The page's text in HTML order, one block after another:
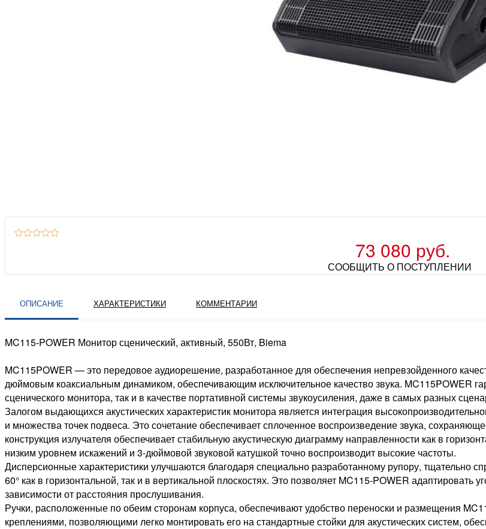
73 080 руб.
СООБЩИТЬ О ПОСТУПЛЕНИИ
ОПИСАНИЕ ХАРАКТЕРИСТИКИ КОММЕНТАРИИ
MC115-POWER Монитор сценический, активный, 550Вт, Biema
MC115POWER — это передовое аудиорешение, разработанное для обеспечения непревзойденного
дюймовым коаксиальным динамиком, обеспечивающим исключительное качество звука. MC115POWER
сценического монитора, так и в качестве портативной системы звукоусиления, даже в самых разных
Залогом выдающихся акустических характеристик монитора является интеграция
и множества точек подвеса. Это сочетание обеспечивает сплоченное воспроизведение звука,
конструкция излучателя обеспечивает стабильную акустическую диаграмму направленности как в
низким уровнем искажений и 3-дюймовой звуковой катушкой точно воспроизводит высокие частоты.
Дисперсионные характеристики улучшаются благодаря специально разработанному рупору, тщательно
60° как в горизонтальной, так и в вертикальной плоскостях. Это позволяет MC115-POWER
зависимости от расстояния прослушивания.
Ручки, расположенные по обеим сторонам корпуса, обеспечивают удобство переноски и размещения
креплениями, позволяющими легко монтировать его на стандартные стойки для акустических систем,